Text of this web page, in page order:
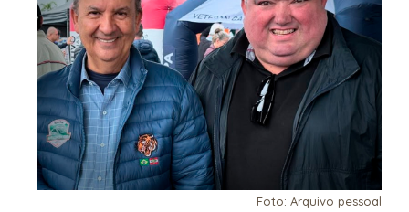
Foto: Arquivo pessoal